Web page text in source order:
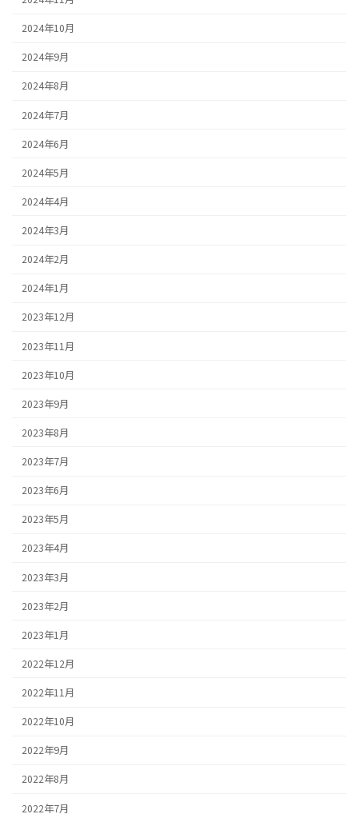
2024年10月
2024年9月
2024年8月
2024年7月
2024年6月
2024年5月
2024年4月
2024年3月
2024年2月
2024年1月
2023年12月
2023年11月
2023年10月
2023年9月
2023年8月
2023年7月
2023年6月
2023年5月
2023年4月
2023年3月
2023年2月
2023年1月
2022年12月
2022年11月
2022年10月
2022年9月
2022年8月
2022年7月